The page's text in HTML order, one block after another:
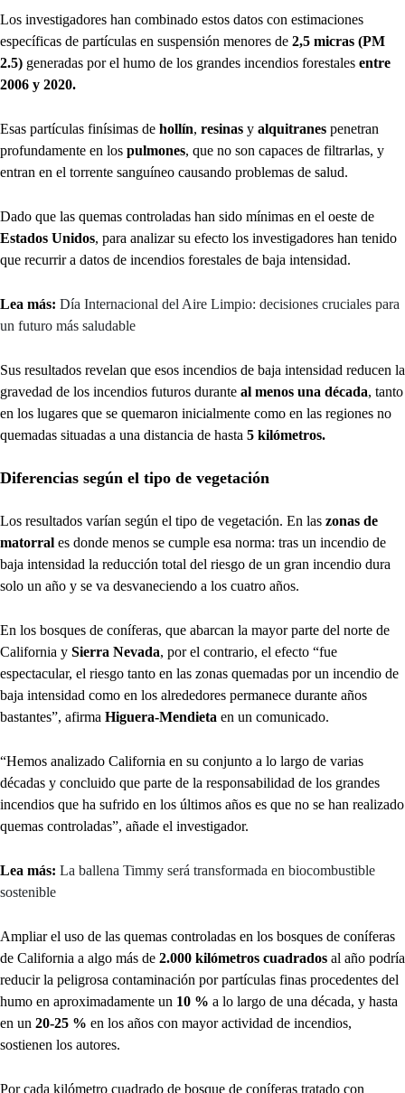
Los investigadores han combinado estos datos con estimaciones
específicas de partículas en suspensión menores de 2,5 micras (PM
2.5) generadas por el humo de los grandes incendios forestales entre
2006 y 2020.
Esas partículas finísimas de hollín, resinas y alquitranes penetran
profundamente en los pulmones, que no son capaces de filtrarlas, y
entran en el torrente sanguíneo causando problemas de salud.
Dado que las quemas controladas han sido mínimas en el oeste de
Estados Unidos, para analizar su efecto los investigadores han tenido
que recurrir a datos de incendios forestales de baja intensidad.
Lea más: Día Internacional del Aire Limpio: decisiones cruciales para
un futuro más saludable
Sus resultados revelan que esos incendios de baja intensidad reducen la
gravedad de los incendios futuros durante al menos una década, tanto
en los lugares que se quemaron inicialmente como en las regiones no
quemadas situadas a una distancia de hasta 5 kilómetros.
Diferencias según el tipo de vegetación
Los resultados varían según el tipo de vegetación. En las zonas de
matorral es donde menos se cumple esa norma: tras un incendio de
baja intensidad la reducción total del riesgo de un gran incendio dura
solo un año y se va desvaneciendo a los cuatro años.
En los bosques de coníferas, que abarcan la mayor parte del norte de
California y Sierra Nevada, por el contrario, el efecto “fue
espectacular, el riesgo tanto en las zonas quemadas por un incendio de
baja intensidad como en los alrededores permanece durante años
bastantes”, afirma Higuera-Mendieta en un comunicado.
“Hemos analizado California en su conjunto a lo largo de varias
décadas y concluido que parte de la responsabilidad de los grandes
incendios que ha sufrido en los últimos años es que no se han realizado
quemas controladas”, añade el investigador.
Lea más: La ballena Timmy será transformada en biocombustible
sostenible
Ampliar el uso de las quemas controladas en los bosques de coníferas
de California a algo más de 2.000 kilómetros cuadrados al año podría
reducir la peligrosa contaminación por partículas finas procedentes del
humo en aproximadamente un 10 % a lo largo de una década, y hasta
en un 20-25 % en los años con mayor actividad de incendios,
sostienen los autores.
Por cada kilómetro cuadrado de bosque de coníferas tratado con